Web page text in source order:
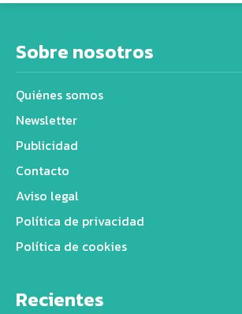
Sobre nosotros
Quiénes somos
Newsletter
Publicidad
Contacto
Aviso legal
Política de privacidad
Política de cookies
Recientes